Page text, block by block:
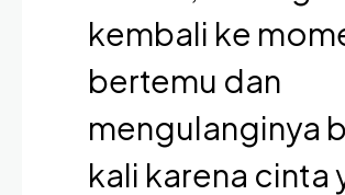
kembali ke
bertemu dan
mengulanginya
kali karena cinta